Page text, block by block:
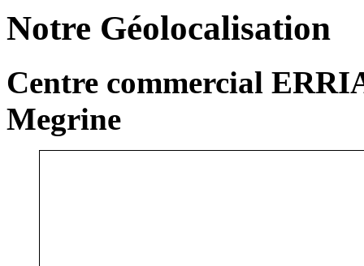
Notre Géolocalisation
Centre commercial
Megrine